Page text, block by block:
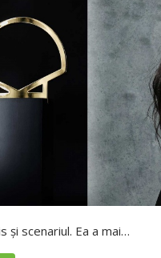
și scenariul. Ea a mai…